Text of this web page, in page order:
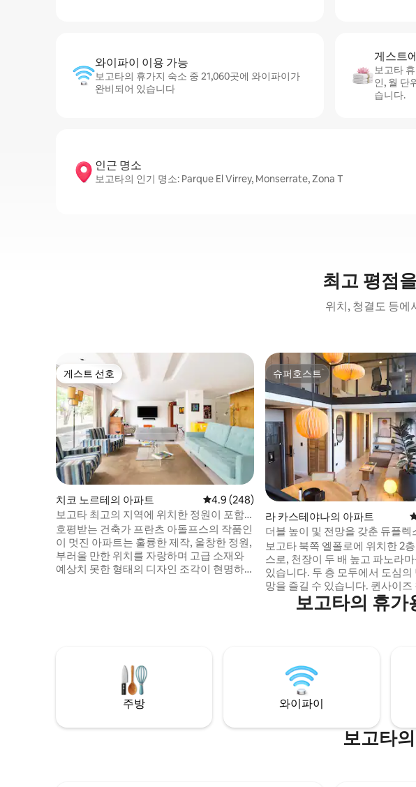
와이파이 이용 가능
보고타의 휴가지 숙소 중 21,060곳에 와이파이가
완비되어 있습니다
게스트
보고타
인, 월 단
습니다.
인근 명소
보고타의 인기 명소: Parque El Virrey, Monserrate, Zona T
최고 평점
위치, 청결도 등에
게스트 선호
게스트 선호
치코 노르테의 아파트 평점 4.9점(5점 만점), 후기 248개
4.9 (248)
보고타 최고의 지역에 위치한 정원이 포함
된 아파트
호평받는 건축가 프란츠 아돌프스의 작품인
이 멋진 아파트는 훌륭한 제작, 울창한 정원,
부러울 만한 위치를 자랑하며 고급 소재와
예상치 못한 형태의 디자인 조각이 현명하
만 콜롬비아페소의 비용 수많은 공원, 자전
거 도로, 활기찬 상업 지역에서 도보로 몇 분
및 레저 시설이 있는 평화로운 오아시스입
슈퍼호스트
슈퍼호스트
라 카스테야나의 아파트
더블 높이 및 전망을 갖춘 듀플렉
우스 • 엘 폴로
보고타 북쪽 엘폴로에 위치한 2
스로, 천장이 두 배 높고 파노라
있습니다. 두 층 모두에서 도심의
망을 즐길 수 있습니다. 퀸사이즈
가 있는 침실 2개에서 게스트 4
수 있습니다. 욕실 2개, 시설이
나 T까지 12분, 공항까지 25분. 출
시간 보안 경비원이 있고, 공동
360° 공용 테라스가 있는 건물입
및 주차는 유료로 이용하실 수 있
보고타의 휴가
주방 와이파이
보고타